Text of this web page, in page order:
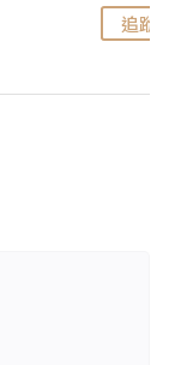
追蹤